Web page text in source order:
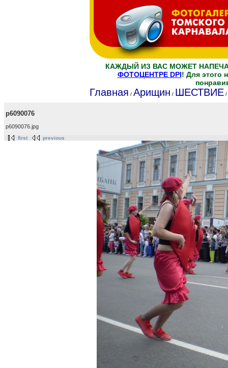
КАЖДЫЙ ИЗ ВАС МОЖЕТ
ФОТОЦЕНТРЕ DPI! Для этого
Главная / Арищин / ШЕСТВИЕ /
p6090076
p6090076.jpg
first previous